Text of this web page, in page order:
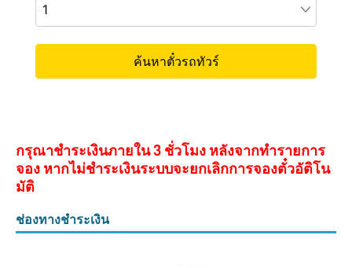
กรุณาชำระเงินภายใน 3 ชั่วโมง หลังจากทำรายการ
จอง หากไม่ชำระเงินระบบจะยกเลิกการจองตั๋วอัติโน
มัติ
ช่องทางชำระเงิน